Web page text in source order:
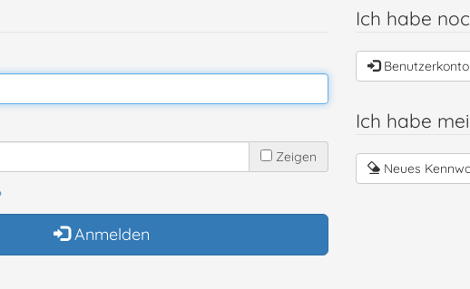
Zeigen
Anmelden
Ich habe
Ich habe
Neues